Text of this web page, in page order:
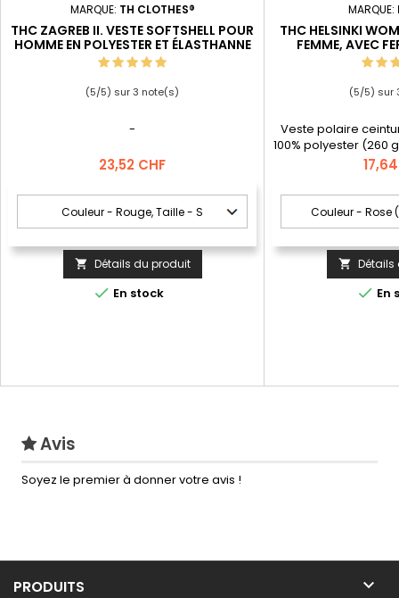
MARQUE: TH CLOTHES®
THC ZAGREB II. VESTE SOFTSHELL POUR
HOMME EN POLYESTER ET ÉLASTHANNE
(5/5) sur3 note(s)
-
Prix
23,52 CHF
 Détails du produit
 En stock
MARQUE:
THC HELSINKI
FEMME, AVEC
(5/5) sur
Veste polaire
100% polyester (260
éclair colorée et
plus de confort.
latérales et une
Prix
 Détails
 En
Avis
Soyez le premier à donner votre avis !
PRODUITS 